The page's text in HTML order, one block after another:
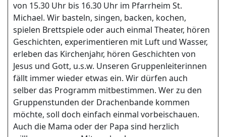
von 15.30 Uhr bis 16.30 Uhr im Pfarrheim St.
Michael. Wir basteln, singen, backen, kochen,
spielen Brettspiele oder auch einmal Theater, hören
Geschichten, experimentieren mit Luft und Wasser,
erleben das Kirchenjahr, hören Geschichten von
Jesus und Gott, u.s.w. Unseren Gruppenleiterinnen
fällt immer wieder etwas ein. Wir dürfen auch
selber das Programm mitbestimmen. Wer zu den
Gruppenstunden der Drachenbande kommen
möchte, soll doch einfach einmal vorbeischauen.
Auch die Mama oder der Papa sind herzlich